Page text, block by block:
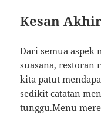
Kesan
Dari semua aspek
suasana, restoran
kita patut
sedikit catatan
tunggu.Menu